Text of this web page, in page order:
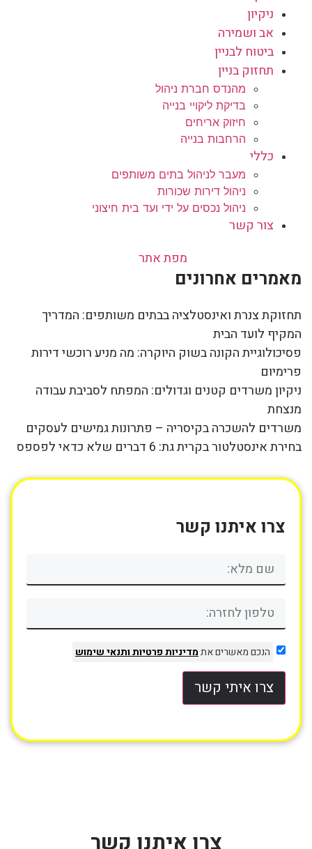
ניקיון
אב ושמירה
ביטוח לבניין
תחזוק בניין
מהנדס חברת ניהול
בדיקת ליקויי בנייה
חיזוק אריחים
הרחבות בנייה
כללי
מעבר לניהול בתים משותפים
ניהול דירות שכורות
ניהול נכסים על ידי ועד בית חיצוני
צור קשר
מפת אתר
מאמרים אחרונים
תחזוקת צנרת ואינסטלציה בבתים משותפים: המדריך
המקיף לועד הבית
פסיכולוגיית הקונה בשוק היוקרה: מה מניע רוכשי דירות
פרימיום
ניקיון משרדים קטנים וגדולים: המפתח לסביבת עבודה
מנצחת
משרדים להשכרה בקיסריה – פתרונות גמישים לעסקים
בחירת אינסטלטור בקרית גת: 6 דברים שלא כדאי לפספס
צרו איתנו קשר
הנכם מאשרים אתמדיניות פרטיותותנאי שימוש
צרו איתי קשר